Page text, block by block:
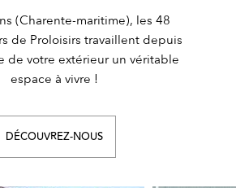
(Charente-maritime), les 48
de Proloisirs travaillent depuis
de votre extérieur un véritable
espace à vivre !
DÉCOUVREZ-NOUS